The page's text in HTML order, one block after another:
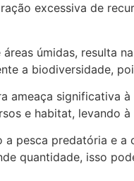
excessiva de
úmidas, resulta
a biodiversidade,
ameaça significativa
e habitat, levando
pesca predatória e
quantidade, isso